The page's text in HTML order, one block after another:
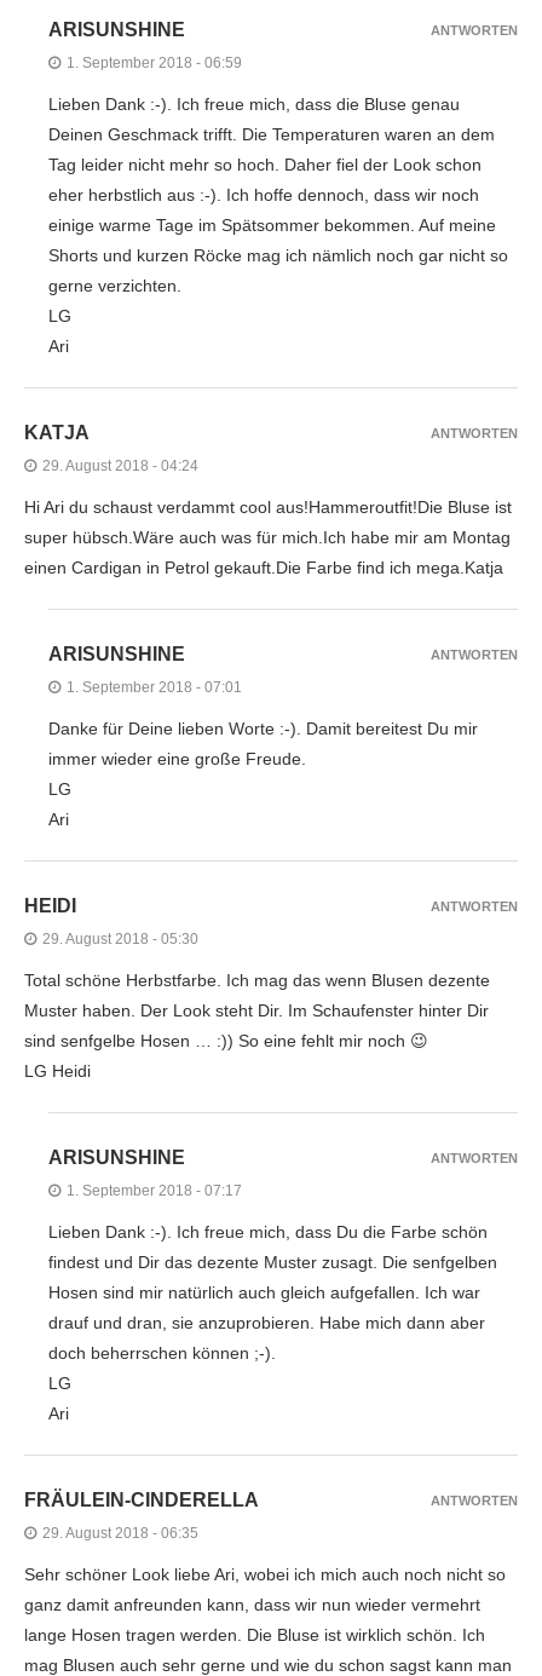
ARISUNSHINE
1. September 2018 - 06:59
Lieben Dank :-). Ich freue mich, dass die Bluse genau
Deinen Geschmack trifft. Die Temperaturen waren an dem
Tag leider nicht mehr so hoch. Daher fiel der Look schon
eher herbstlich aus :-). Ich hoffe dennoch, dass wir noch
einige warme Tage im Spätsommer bekommen. Auf meine
Shorts und kurzen Röcke mag ich nämlich noch gar nicht so
gerne verzichten.
LG
Ari
ANTWORTEN
KATJA
29. August 2018 - 04:24
Hi Ari du schaust verdammt cool aus!Hammeroutfit!Die Bluse ist
super hübsch.Wäre auch was für mich.Ich habe mir am Montag
einen Cardigan in Petrol gekauft.Die Farbe find ich mega.Katja
ANTWORTEN
ARISUNSHINE
1. September 2018 - 07:01
Danke für Deine lieben Worte :-). Damit bereitest Du mir
immer wieder eine große Freude.
LG
Ari
ANTWORTEN
HEIDI
29. August 2018 - 05:30
Total schöne Herbstfarbe. Ich mag das wenn Blusen dezente
Muster haben. Der Look steht Dir. Im Schaufenster hinter Dir
sind senfgelbe Hosen … :)) So eine fehlt mir noch 😉
LG Heidi
ANTWORTEN
ARISUNSHINE
1. September 2018 - 07:17
Lieben Dank :-). Ich freue mich, dass Du die Farbe schön
findest und Dir das dezente Muster zusagt. Die senfgelben
Hosen sind mir natürlich auch gleich aufgefallen. Ich war
drauf und dran, sie anzuprobieren. Habe mich dann aber
doch beherrschen können ;-).
LG
Ari
ANTWORTEN
FRÄULEIN-CINDERELLA
29. August 2018 - 06:35
Sehr schöner Look liebe Ari, wobei ich mich auch noch nicht so
ganz damit anfreunden kann, dass wir nun wieder vermehrt
lange Hosen tragen werden. Die Bluse ist wirklich schön. Ich
mag Blusen auch sehr gerne und wie du schon sagst kann man
ANTWORTEN